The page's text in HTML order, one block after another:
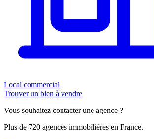
Local commercial
Trouver un bien à vendre
Vous souhaitez contacter une agence ?
Plus de 720 agences immobilières en France.